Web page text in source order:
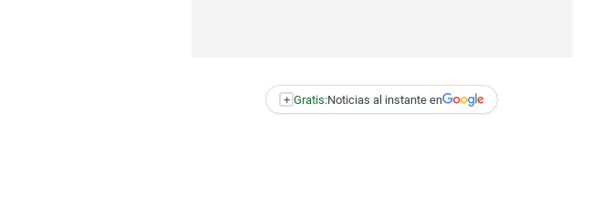
+ Gratis:Noticias al instante en